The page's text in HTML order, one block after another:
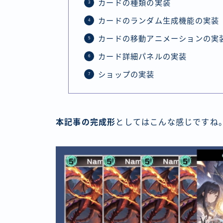
カードの種類の実装
カードのランダム生成機能の実装
カードの移動アニメーションの実
カード詳細パネルの実装
ショップの実装
本記事の完成形 としてはこんな感じですね